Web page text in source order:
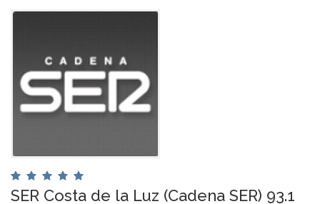
SER Costa de la Luz (Cadena SER) 93.1